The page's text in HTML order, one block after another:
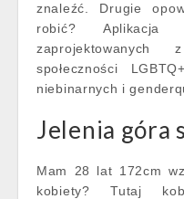
znaleźć. Drugie
robić? Aplikacja
społeczności
niebinarnych i
Jelenia góra
Mam 28 lat 172cm
kobiety? Tutaj